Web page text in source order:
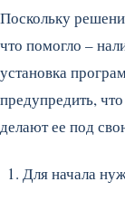
Поскольку
что помогло –
установка
предупредить,
делают ее под
Для начала